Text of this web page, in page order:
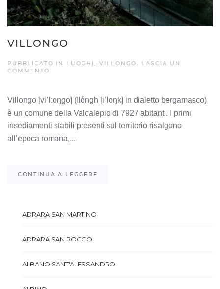
VILLONGO
PUBBLICATO IN LUOGHI VILLONGO
LASCIA UN
COMMENTO
Villongo [viˈlːoŋɡo] (Ilóngh [iˈloŋk] in dialetto bergamasco)
è un comune della Valcalepio di 7927 abitanti. I primi
insediamenti stabili presenti sul territorio risalgono
all’epoca romana,...
CONTINUA A LEGGERE
ADRARA SAN MARTINO
ADRARA SAN ROCCO
ALBANO SANT'ALESSANDRO